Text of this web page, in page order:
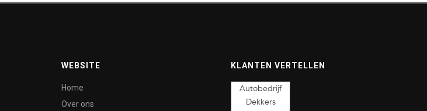
WEBSITE
Home
Over ons
KLANTEN VERTELLEN
Autobedrijf
Dekkers